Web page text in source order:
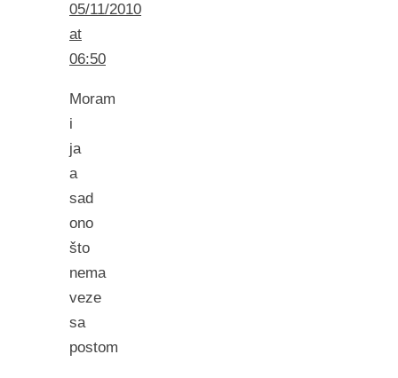
05/11/2010
at
06:50
Moram
i
ja
a
sad
ono
što
nema
veze
sa
postom